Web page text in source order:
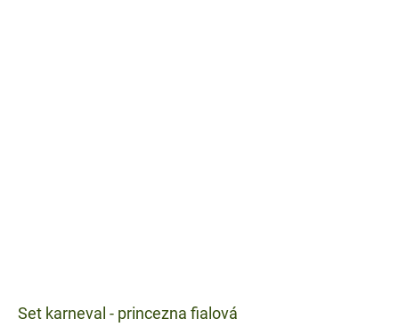
Set karneval - princezna fialová